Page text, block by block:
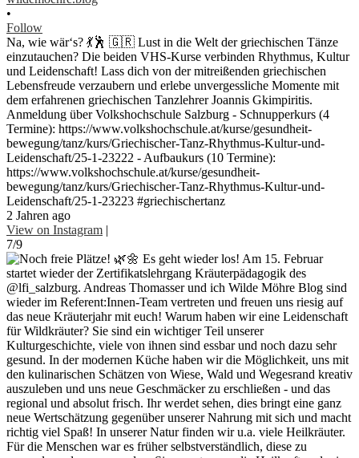
•
Follow
Na, wie wär‘s? 💃🕺 🇬🇷 Lust in die Welt der griechischen Tänze
einzutauchen? Die beiden VHS-Kurse verbinden Rhythmus, Kultur
und Leidenschaft! Lass dich von der mitreißenden griechischen
Lebensfreude verzaubern und erlebe unvergessliche Momente mit
dem erfahrenen griechischen Tanzlehrer Joannis Gkimpiritis.
Anmeldung über Volkshochschule Salzburg - Schnupperkurs (4
Termine): https://www.volkshochschule.at/kurse/gesundheit-
bewegung/tanz/kurs/Griechischer-Tanz-Rhythmus-Kultur-und-
Leidenschaft/25-1-23222 - Aufbaukurs (10 Termine):
https://www.volkshochschule.at/kurse/gesundheit-
bewegung/tanz/kurs/Griechischer-Tanz-Rhythmus-Kultur-und-
Leidenschaft/25-1-23223 #griechischertanz
2 Jahren ago
View on Instagram |
7/9